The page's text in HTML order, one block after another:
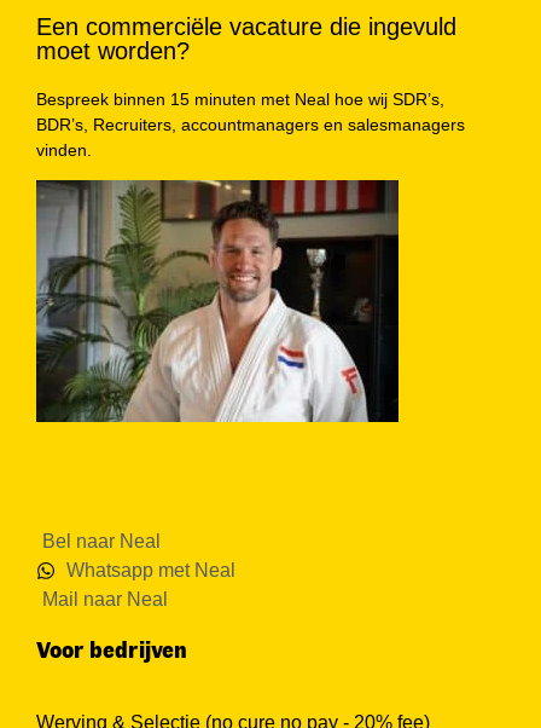
Een commerciële vacature die ingevuld
moet worden?
Bespreek binnen 15 minuten met Neal hoe wij SDR’s,
BDR’s, Recruiters, accountmanagers en salesmanagers
vinden.
Bel naar Neal
Whatsapp met Neal
Mail naar Neal
Voor bedrijven
Werving & Selectie (no cure no pay - 20% fee)